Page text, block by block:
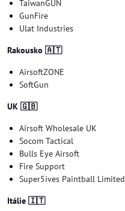
TaiwanGUN
GunFire
Ulat Industries
Rakousko 🇦🇹
AirsoftZONE
SoftGun
UK 🇬🇧
Airsoft Wholesale UK
Socom Tactical
Bulls Eye Airsoft
Fire Support
Super5ives Paintball Limited
Itálie 🇮🇹